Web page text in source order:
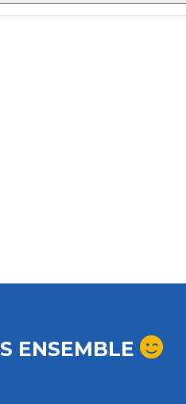
ENSEMBLE